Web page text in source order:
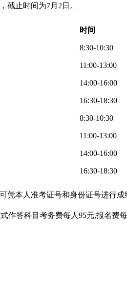
截止时间为7月2日。
时间
8:30-10:30
11:00-13:00
14:00-16:00
16:30-18:30
8:30-10:30
11:00-13:00
14:00-16:00
16:30-18:30
本人准考证号和身份证号进行成
答科目考务费每人95元,报名费每